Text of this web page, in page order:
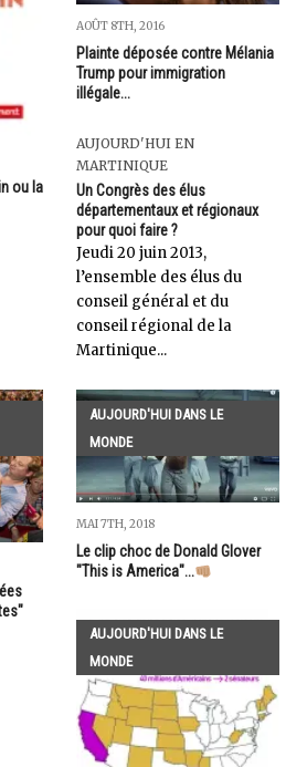
ou la
AOÛT 8TH, 2016
Plainte déposée contre Mélania
Trump pour immigration
illégale...
AUJOURD'HUI EN
MARTINIQUE
Un Congrès des élus
départementaux et régionaux
pour quoi faire ?
Jeudi 20 juin 2013,
l’ensemble des élus du
conseil général et du
conseil régional de la
Martinique...
AUJOURD'HUI DANS LE
MONDE
MAI 7TH, 2018
Le clip choc de Donald Glover
"This is America"...
AUJOURD'HUI DANS LE
MONDE